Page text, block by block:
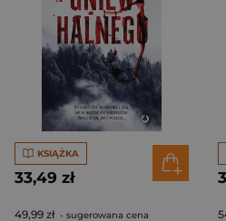
KSIĄŻKA
33,49 zł
49,99 zł - sugerowana cena